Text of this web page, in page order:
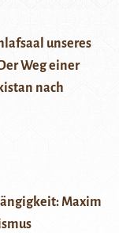
unseres
Weg einer
nach
Maxim